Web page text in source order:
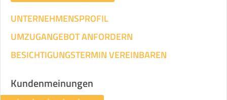
UNTERNEHMENSPROFIL
UMZUGANGEBOT ANFORDERN
BESICHTIGUNGSTERMIN VEREINBAREN
Kundenmeinungen